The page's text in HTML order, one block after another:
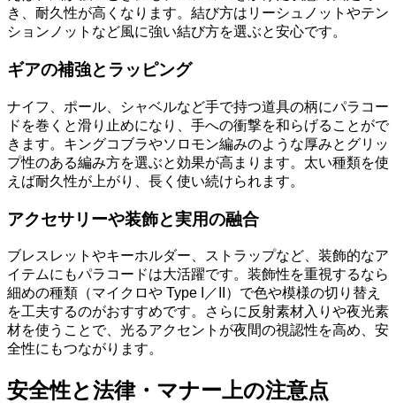
き、耐久性が高くなります。結び方はリーシュノットやテン
ションノットなど風に強い結び方を選ぶと安心です。
ギアの補強とラッピング
ナイフ、ポール、シャベルなど手で持つ道具の柄にパラコー
ドを巻くと滑り止めになり、手への衝撃を和らげることがで
きます。キングコブラやソロモン編みのような厚みとグリッ
プ性のある編み方を選ぶと効果が高まります。太い種類を使
えば耐久性が上がり、長く使い続けられます。
アクセサリーや装飾と実用の融合
ブレスレットやキーホルダー、ストラップなど、装飾的なア
イテムにもパラコードは大活躍です。装飾性を重視するなら
細めの種類（マイクロや Type I／II）で色や模様の切り替え
を工夫するのがおすすめです。さらに反射素材入りや夜光素
材を使うことで、光るアクセントが夜間の視認性を高め、安
全性にもつながります。
安全性と法律・マナー上の注意点